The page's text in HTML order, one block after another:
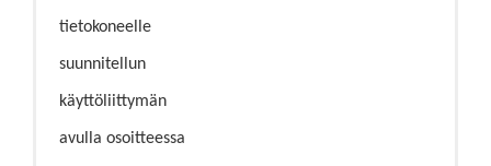
tietokoneelle
suunnitellun
käyttöliittymän
avulla osoitteessa